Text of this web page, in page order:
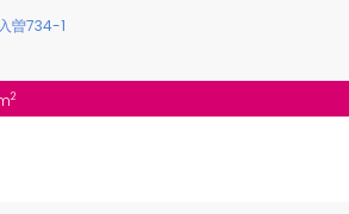
曽734-1
2